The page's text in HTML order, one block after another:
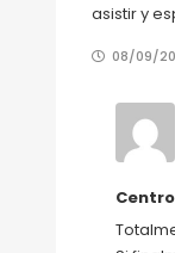
asistir y
08/09/